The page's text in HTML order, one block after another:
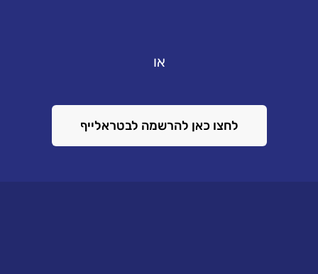
או
לחצו כאן להרשמה לבטראלייף